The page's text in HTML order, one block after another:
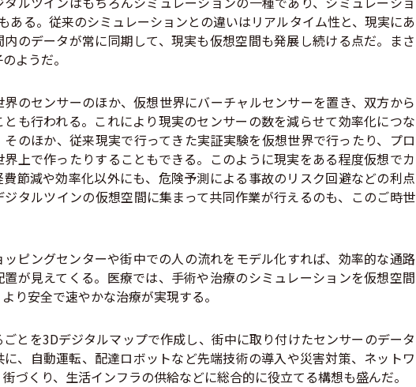
ある。従来のシミュレーションとの違いはリアルタイム性と、現実にあ
内のデータが常に同期して、現実も仮想空間も発展し続ける点だ。まさ
ようだ。
のセンサーのほか、仮想世界にバーチャルセンサーを置き、双方から
も行われる。これにより現実のセンサーの数を減らせて効率化につな
のほか、従来現実で行ってきた実証実験を仮想世界で行ったり、プロ
界上で作ったりすることもできる。このように現実をある程度仮想でカ
節減や効率化以外にも、危険予測による事故のリスク回避などの利点
タルツインの仮想空間に集まって共同作業が行えるのも、このご時世
ピングセンターや街中での人の流れをモデル化すれば、効率的な通路
が見えてくる。医療では、手術や治療のシミュレーションを仮想空間
り安全で速やかな治療が実現する。
とを3Dデジタルマップで作成し、街中に取り付けたセンサーのデータ
、自動運転、配達ロボットなど先端技術の導入や災害対策、ネットワ
づくり、生活インフラの供給などに総合的に役立てる構想も盛んだ。